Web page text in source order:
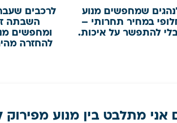
שמחפשים מנוע
במחיר תחרותי –
להתפשר על איכות.
לרכבים
השבתה
ומחפשים
להחזרה
אני מתלבט בין מנוע מפירוק